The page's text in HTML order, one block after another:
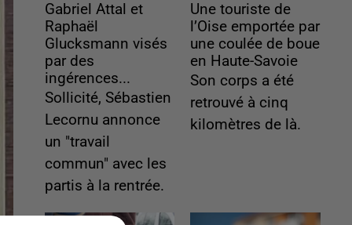
Gabriel Attal et
Raphaël
Glucksmann visés
par des
ingérences...
Sollicité, Sébastien
Lecornu annonce
un "travail
commun" avec les
partis à la rentrée.
Une touriste de
l’Oise emportée par
une coulée de boue
en Haute-Savoie
Son corps a été
retrouvé à cinq
kilomètres de là.